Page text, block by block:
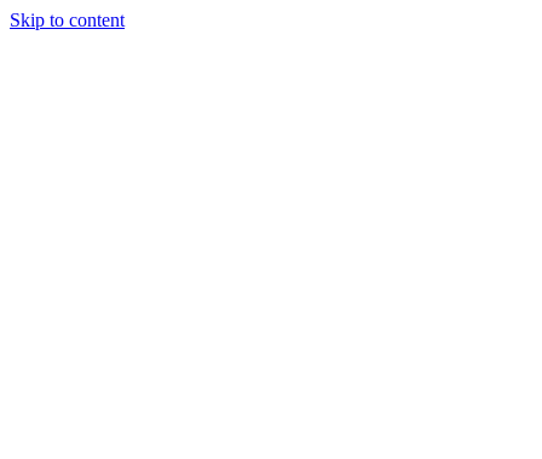
Skip to content